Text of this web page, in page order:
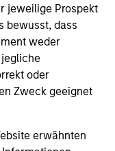
jeweilige Prospekt
bewusst, dass
weder
oder
Zweck geeignet
erwähnten